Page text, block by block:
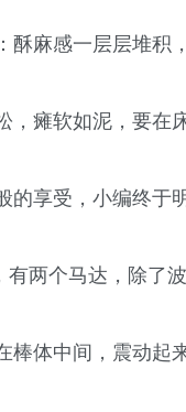
酥麻感一层层堆积
，瘫软如泥，要在
的享受，小编终于
两个马达，除了
棒体中间，震动起